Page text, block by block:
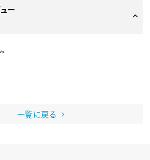
ー
一覧に戻る